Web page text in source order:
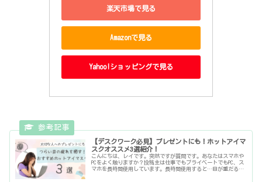
楽天市場で見る
Amazonで見る
Yahoo!ショッピングで見る
【デスクワーク必見】プレゼントにも！ホットアイマ
スクオススメ3選紹介！
こんにちは、レイです。突然ですが質問です。あなたはスマホや
PCをよく触りますか？投稿主は仕事でもプライベートでもPC、ス
マホを長時間使用しています。長時間使用すると…目が重だる